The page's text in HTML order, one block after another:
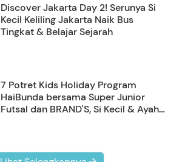
Discover Jakarta Day 2! Serunya Si
Kecil Keliling Jakarta Naik Bus
Tingkat & Belajar Sejarah
7 Potret Kids Holiday Program
HaiBunda bersama Super Junior
Futsal dan BRAND'S, Si Kecil & Ayah